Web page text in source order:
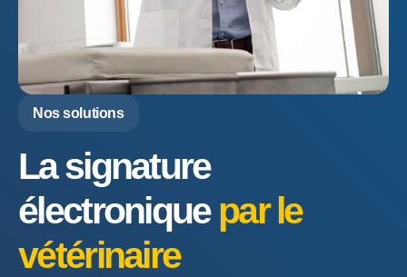
Nos solutions
La signature
électronique par le
vétérinaire